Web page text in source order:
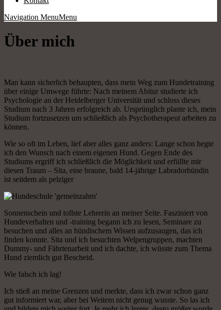
Navigation MenuMenu
Über mich
Man kann sicherlich behaupten, dass mein Weg zum Hundetraining
über einige Umwege führte: Nach meinem Abitur studierte ich
Psychologie an der Heidelberger Universität und schloss dieses
Studium nach 3 Jahren er­folg­reich ab. Ursprünglich plante ich, mein
Studium fortzusetzen um schließlich als Psychotherapeut arbeiten zu
können.
Wie so oft im Leben, lief aber alles ganz anders: Lange schon hegte
ich den Wunsch nach einem eigenen Hund. Gegen Ende des
Studiums ergriff ich schließlich die Möglichkeit und erfüllte mir
diesen Traum – Sita, eine braune, bald 14-jährige Labradorhündin
ist seitdem als pelziger
Sonnenschein und tollste Lehrerin an meiner Seite. Fasziniert von
Hunde­ver­hal­ten und -training begann ich zu lesen, Seminare zu
besuchen und alles an hündischem Wissen aufzusaugen, das ich
finden konnte. Sita und ich besuchten Welpengruppen, machten
Dummy- und Fährtenarbeit und ich dachte, ich wüsste zum Thema
Hund ziemlich gut Bescheid.
Wie falsch ich lag!
Ich stieß an meine Grenzen und merkte, dass ich zwar schon ganz
gut informiert war, aber bei Weitem nicht genug wusste. So las ich